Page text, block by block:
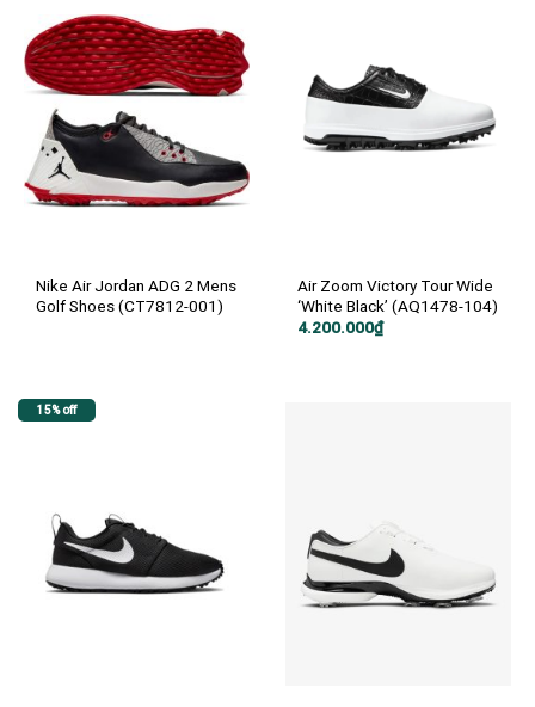
Nike Air Jordan ADG 2 Mens
Golf Shoes (CT7812-001)
Air Zoom Victory Tour Wide
‘White Black’ (AQ1478-104)
4.200.000₫
15% off